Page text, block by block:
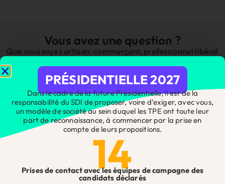
Vous avez une question ?
Que vous soyez artisan, commerçant, professionnel libéral
toute question ou demande, nos équipes se feront un plaisir
de vous répondre !
Contact
Site
Web
Êtes-vous adhérent ? *
Nom
PRÉSIDENTIELLE 2027
Dans le cadre de la future Présidentielle, il est de la
responsabilité du SDI de proposer, voire d’exiger, avec vous,
un modèle de société au sein duquel les TPE ont toute leur
part de reconnaissance, à commencer par la prise en
compte de leurs propositions.
14
Prises de contact avec les équipes de campagne des
candidats déclarés